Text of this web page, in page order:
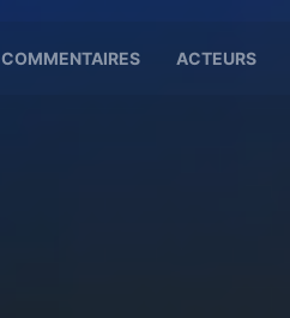
COMMENTAIRES ACTEURS